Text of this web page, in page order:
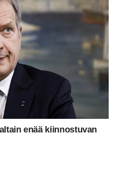
enää kiinnostuvan